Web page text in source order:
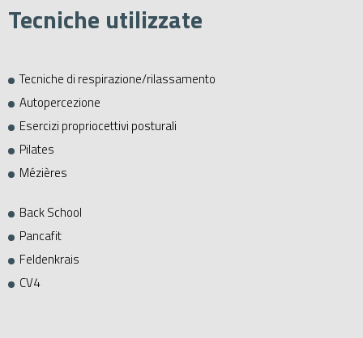
Tecniche utilizzate
Tecniche di respirazione/rilassamento
Autopercezione
Esercizi propriocettivi posturali
Pilates
Mézières
Back School
Pancafit
Feldenkrais
CV4